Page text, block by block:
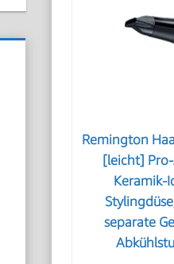
Remington
[leicht]
Keramik-
separate